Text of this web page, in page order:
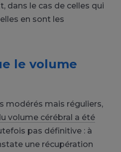
dans le cas de celles qui
en sont les
le volume
modérés mais réguliers,
volume cérébral a été
pas définitive : à
une récupération